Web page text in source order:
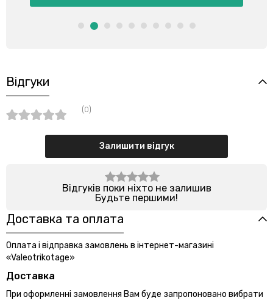
Відгуки
(0)
Залишити відгук
Відгуків поки ніхто не залишив
Будьте першими!
Доставка та оплата
Оплата і відправка замовлень в інтернет-магазині
«Valeotrikotage»
Доставка
При оформленні замовлення Вам буде запропоновано вибрати